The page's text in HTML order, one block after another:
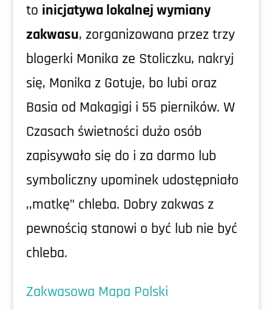
to inicjatywa lokalnej wymiany
zakwasu, zorganizowana przez trzy
blogerki Monika ze Stoliczku, nakryj
się, Monika z Gotuje, bo lubi oraz
Basia od Makagigi i 55 pierników. W
Czasach świetności dużo osób
zapisywało się do i za darmo lub
symboliczny upominek udostępniało
,,matkę” chleba. Dobry zakwas z
pewnością stanowi o być lub nie być
chleba.
Zakwasowa Mapa Polski